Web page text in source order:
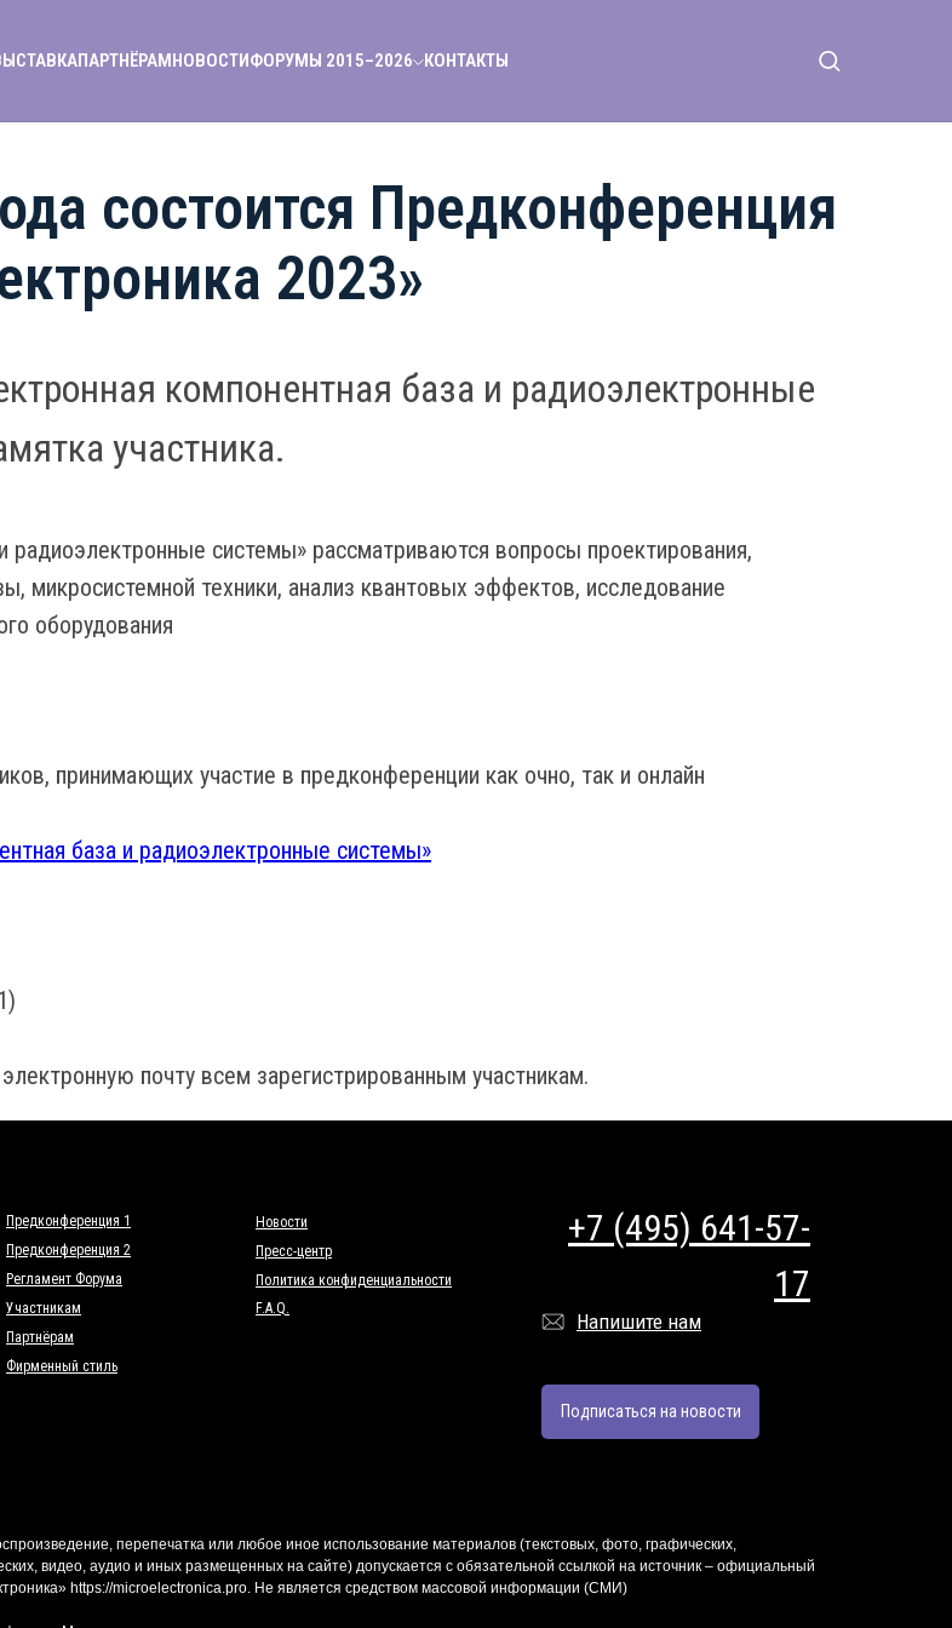
ПАРТНЁРАМНОВОСТИФОРУМЫ 2015–2026 КОНТАКТЫ
состоится Предконференция
2023»
компонентная база и радиоэлектронные
участника.
системы» рассматриваются вопросы проектирования,
микросистемной техники, анализ квантовых эффектов, исследование
оборудования
принимающих участие в предконференции как очно, так и онлайн
база и радиоэлектронные системы»
почту всем зарегистрированным участникам.
Предконференция 1
Предконференция 2
Регламент Форума
Участникам
Партнёрам
Фирменный стиль
Новости
Пресс-центр
Политика конфиденциальности
перепечатка или любое иное использование материалов (текстовых, фото, графических,
видео, аудио и иных размещенных на сайте) допускается с обязательной ссылкой на источник – официальный
https://microelectronica.pro. Не является средством массовой информации (СМИ)
+7 (495) 641-57-
17
Напишите нам
F.A.Q.
Подписаться на новости